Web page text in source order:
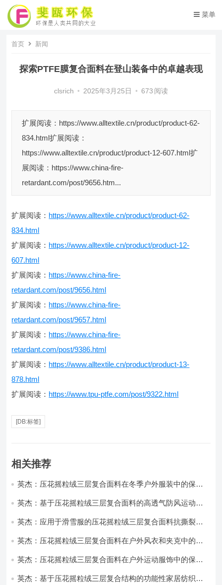
菜单
首页 新闻
探索PTFE膜复合面料在登山装备中的卓越表现
clsrich • 2025年3月25日 • 673 阅读
扩展阅读：https://www.alltextile.cn/product/product-62-
834.html扩展阅读：
https://www.alltextile.cn/product/product-12-607.html扩
展阅读：https://www.china-fire-
retardant.com/post/9656.htm...
扩展阅读： https://www.alltextile.cn/product/product-62-
834.html
扩展阅读： https://www.alltextile.cn/product/product-12-
607.html
扩展阅读： https://www.china-fire-
retardant.com/post/9656.html
扩展阅读： https://www.china-fire-
retardant.com/post/9657.html
扩展阅读： https://www.china-fire-
retardant.com/post/9386.html
扩展阅读： https://www.alltextile.cn/product/product-13-
878.html
扩展阅读： https://www.tpu-ptfe.com/post/9322.html
[DB:标签]
相关推荐
英杰：压花摇粒绒三层复合面料在冬季户外服装中的保暖
英杰：基于压花摇粒绒三层复合面料的高透气防风运动服
英杰：应用于滑雪服的压花摇粒绒三层复合面料抗撕裂与
英杰：压花摇粒绒三层复合面料在户外风衣和夹克中的应
英杰：压花摇粒绒三层复合面料在户外运动服饰中的保暖
英杰：基于压花摇粒绒三层复合结构的功能性家居纺织品